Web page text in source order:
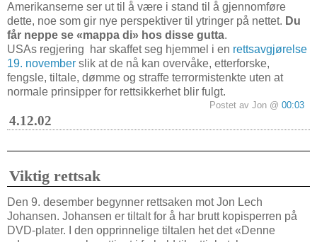
Amerikanserne ser ut til å være i stand til å gjennomføre
dette, noe som gir nye perspektiver til ytringer på nettet. Du
får neppe se «mappa di» hos disse gutta.
USAs regjering
har skaffet seg hjemmel i en rettsavgjørelse
19. november slik at de nå kan overvåke, etterforske,
fengsle, tiltale, dømme og straffe terrormistenkte uten at
normale prinsipper for rettsikkerhet blir fulgt.
Postet av Jon @ 00:03
4.12.02
Viktig rettsak
Den 9. desember begynner rettsaken mot Jon Lech
Johansen. Johansen er tiltalt for å har brutt kopisperren på
DVD-plater. I den opprinnelige tiltalen het det «Denne